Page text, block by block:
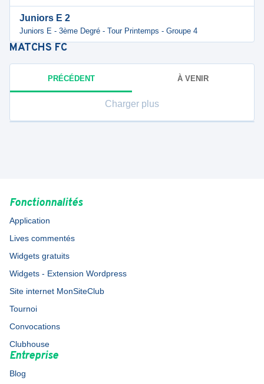
Juniors E 2
Juniors E - 3ème Degré - Tour Printemps - Groupe 4
MATCHS FC
PRÉCÉDENT À VENIR
Charger plus
Fonctionnalités
Application
Lives commentés
Widgets gratuits
Widgets - Extension Wordpress
Site internet MonSiteClub
Tournoi
Convocations
Clubhouse
Entreprise
Blog